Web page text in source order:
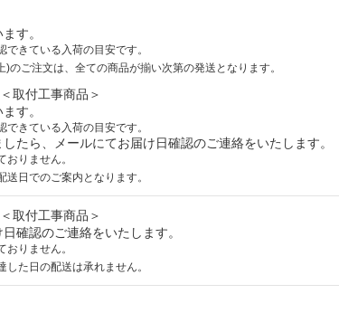
す。
きている入荷の目安です。
のご注文は、全ての商品が揃い次第の発送となります。
取付工事商品＞
す。
きている入荷の目安です。
たら、メールにてお届け日確認のご連絡をいたします。
りません。
日でのご案内となります。
取付工事商品＞
確認のご連絡をいたします。
りません。
た日の配送は承れません。